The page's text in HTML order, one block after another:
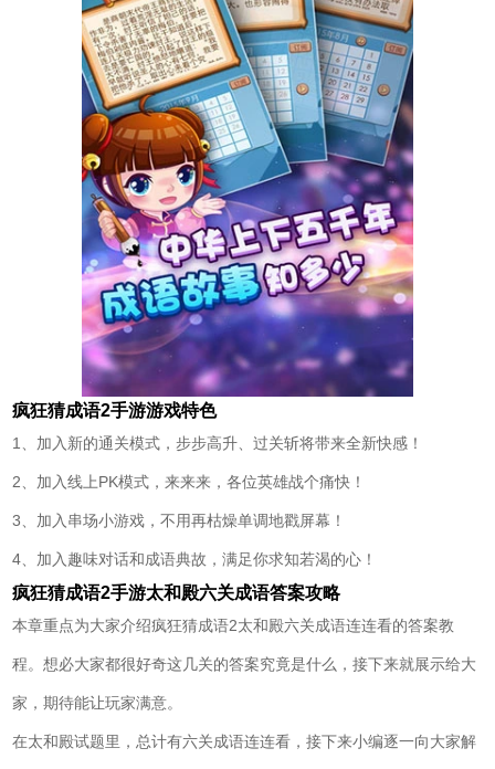
疯狂猜成语2手游游戏特色
1、加入新的通关模式，步步高升、过关斩将带来全新快感！
2、加入线上PK模式，来来来，各位英雄战个痛快！
3、加入串场小游戏，不用再枯燥单调地戳屏幕！
4、加入趣味对话和成语典故，满足你求知若渴的心！
疯狂猜成语2手游太和殿六关成语答案攻略
本章重点为大家介绍疯狂猜成语2太和殿六关成语连连看的答案教
程。想必大家都很好奇这几关的答案究竟是什么，接下来就展示给大
家，期待能让玩家满意。
在太和殿试题里，总计有六关成语连连看，接下来小编逐一向大家解